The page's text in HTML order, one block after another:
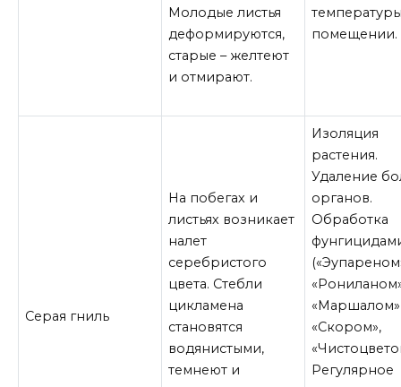
Молодые листья
деформируются,
старые – желтеют
и отмирают.
помещении.
Серая гниль
На побегах и
листьях возникает
налет
серебристого
цвета. Стебли
цикламена
становятся
водянистыми,
темнеют и
Изоляция
растения.
Удаление
органов.
Обработка
«Скором»,
Регулярное